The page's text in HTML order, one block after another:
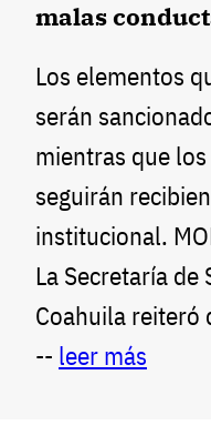
malas
Los elementos
serán
mientras que
seguirán
institucional.
La Secretaría de
Coahuila reiteró
-- leer más